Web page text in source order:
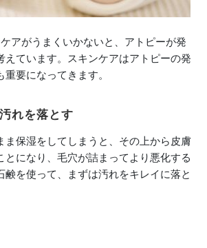
アがうまくいかないと、アトピーが発
えています。スキンケアはアトピーの発
要になってきます。
れを落とす
ま保湿をしてしまうと、その上から皮膚
とになり、毛穴が詰まってより悪化する
鹸を使って、まずは汚れをキレイに落と